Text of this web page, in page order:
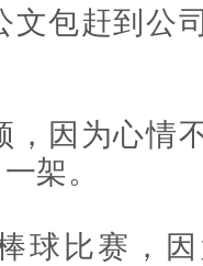
包赶到公
因为心情
架。
比赛，因